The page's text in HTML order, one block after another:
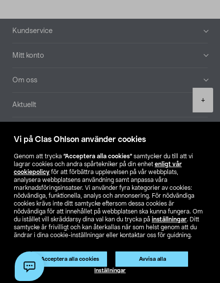
Vi på Clas Ohlson använder cookies
Genom att trycka ”Acceptera alla cookies” samtycker du till att vi
lagrar cookies och andra spårtekniker på din enhet enligt vår
cookiepolicy för att förbättra upplevelsen på vår webbplats,
analysera webbplatsens användning samt anpassa våra
marknadsföringsinsatser. Vi använder fyra kategorier av cookies:
nödvändiga, funktionella, analys och annonsering. För nödvändiga
cookies krävs inte ditt samtycke eftersom dessa cookies är
nödvändiga för att innehållet på webbplatsen ska kunna fungera. Om
du istället vill skräddarsy dina val kan du trycka på inställningar. Ditt
samtycke är frivilligt och kan återkallas när som helst genom att du
ändrar i dina cookie-inställningar eller kontaktar oss för guidning.
Acceptera alla cookies Avvisa alla
Inställningar
+
Sidfot
Kundservice
Mitt konto
Om oss
Aktuellt
Hitta butik
SE NO FI
Ändra till priser exklusive moms